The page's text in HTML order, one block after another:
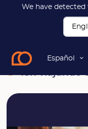
We have
Español
45h viajando